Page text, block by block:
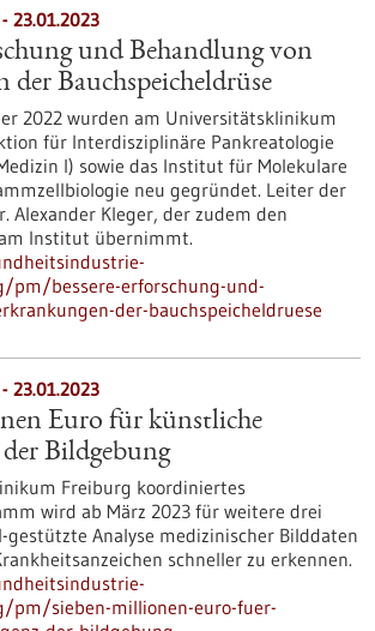
23.01.2023
und Behandlung von
der Bauchspeicheldrüse
2022 wurden am Universitätsklinikum
für Interdisziplinäre Pankreatologie
I) sowie das Institut für Molekulare
neu gegründet. Leiter der
Alexander Kleger, der zudem den
Institut übernimmt.
pm/bessere-erforschung-und-
der-bauchspeicheldruese
23.01.2023
Euro für künstliche
Bildgebung
Freiburg koordiniertes
wird ab März 2023 für weitere drei
gestützte Analyse medizinischer Bilddaten
schneller zu erkennen.
pm/sieben-millionen-euro-fuer-